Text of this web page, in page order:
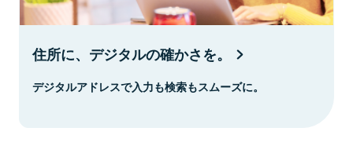
住所に、デジタルの確かさを。
デジタルアドレスで入力も検索もスムーズに。